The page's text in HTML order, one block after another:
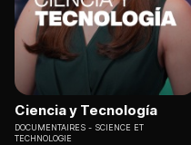
Ciencia y Tecnología
DOCUMENTAIRES
SCIENCE ET
TECHNOLOGIE